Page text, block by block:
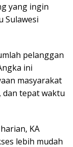
yang ingin
Sulawesi
pelanggan
ini
masyarakat
dan tepat waktu
KA
lebih mudah